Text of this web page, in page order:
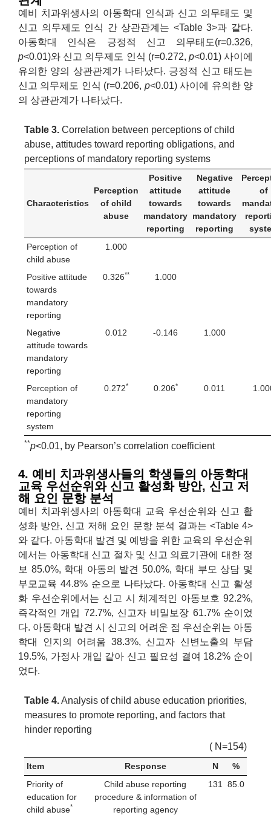
예비 치과위생사의 아동학대 인식과 신고 의무태도 및
신고 의무제도 인식 간 상관관계는 <Table 3>과 같다.
아동학대 인식은 긍정적 신고 의무태도(r=0.326,
p<0.01)와 신고 의무제도 인식 (r=0.272, p<0.01) 사이에
유의한 양의 상관관계가 나타났다. 긍정적 신고 태도는
신고 의무제도 인식 (r=0.206, p<0.01) 사이에 유의한 양
의 상관관계가 나타났다.
Table 3. Correlation between perceptions of child
abuse, attitudes toward reporting obligations, and
perceptions of mandatory reporting systems
Characteristics
Perception
of child
abuse
Positive
attitude
towards
mandatory
reporting
Negative
attitude
towards
mandatory
reporting
of
Perception of
child abuse
1.000
Positive attitude
towards
mandatory
reporting
0.326** 1.000
Negative
attitude towards
mandatory
reporting
0.012 -0.146 1.000
Perception of
mandatory
reporting
system
0.272* 0.206* 0.011
**p<0.01, by Pearson’s correlation coefficient
4. 예비 치과위생사들의 학생들의 아동학대
교육 우선순위와 신고 활성화 방안, 신고 저
해 요인 문항 분석
예비 치과위생사의 아동학대 교육 우선순위와 신고 활
성화 방안, 신고 저해 요인 문항 분석 결과는 <Table 4>
와 같다. 아동학대 발견 및 예방을 위한 교육의 우선순위
에서는 아동학대 신고 절차 및 신고 의료기관에 대한 정
보 85.0%, 학대 아동의 발견 50.0%, 학대 부모 상담 및
부모교육 44.8% 순으로 나타났다. 아동학대 신고 활성
화 우선순위에서는 신고 시 체계적인 아동보호 92.2%,
즉각적인 개입 72.7%, 신고자 비밀보장 61.7% 순이었
다. 아동학대 발견 시 신고의 어려운 점 우선순위는 아동
학대 인지의 어려움 38.3%, 신고자 신변노출의 부담
19.5%, 가정사 개입 같아 신고 필요성 결여 18.2% 순이
었다.
Table 4.Analysis of child abuse education priorities,
measures to promote reporting, and factors that
hinder reporting
( N=154)
Item Response N
%
Priority of
education for
child abuse*
Child abuse reporting
procedure & information of
reporting agency
131 85.0